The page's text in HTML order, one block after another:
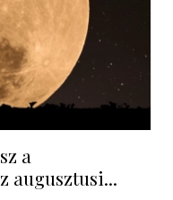
a
augusztusi...